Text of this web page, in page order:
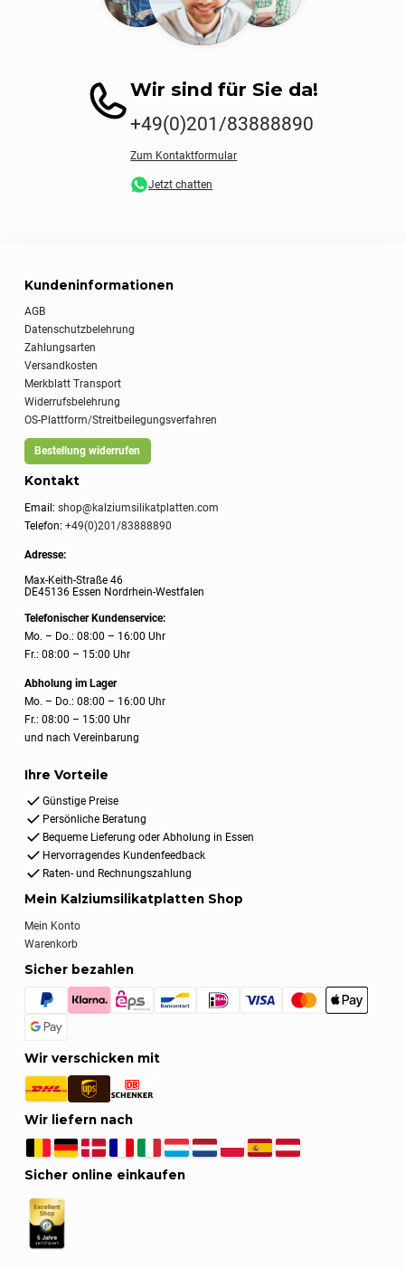
Wir sind für Sie da!
+49(0)201/83888890
Zum Kontaktformular
Jetzt chatten
Kundeninformationen
AGB
Datenschutzbelehrung
Zahlungsarten
Versandkosten
Merkblatt Transport
Widerrufsbelehrung
OS-Plattform/Streitbeilegungsverfahren
Bestellung widerrufen
Kontakt
Email:shop@kalziumsilikatplatten.com
Telefon:+49(0)201/83888890
Adresse:
Max-Keith-Straße 46
DE45136 Essen Nordrhein-Westfalen
Telefonischer Kundenservice:
Mo. – Do.: 08:00 – 16:00 Uhr
Fr.: 08:00 – 15:00 Uhr
Abholung im Lager
Mo. – Do.: 08:00 – 16:00 Uhr
Fr.: 08:00 – 15:00 Uhr
und nach Vereinbarung
Ihre Vorteile
Günstige Preise
Persönliche Beratung
Bequeme Lieferung oder Abholung in Essen
Hervorragendes Kundenfeedback
Raten- und Rechnungszahlung
Mein Kalziumsilikatplatten Shop
Mein Konto
Warenkorb
Sicher bezahlen
Wir verschicken mit
Wir liefern nach
Sicher online einkaufen